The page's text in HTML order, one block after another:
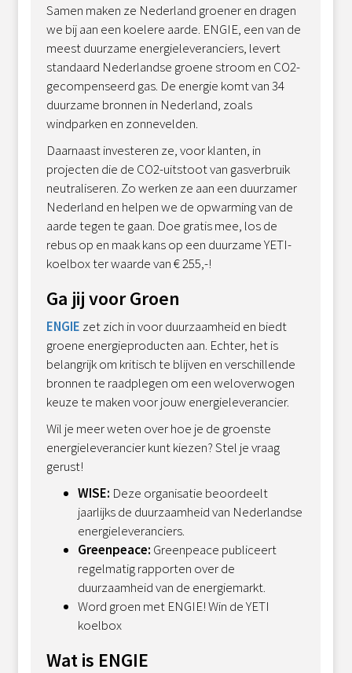
Samen maken ze Nederland groener en dragen
we bij aan een koelere aarde. ENGIE, een van de
meest duurzame energieleveranciers, levert
standaard Nederlandse groene stroom en CO2-
gecompenseerd gas. De energie komt van 34
duurzame bronnen in Nederland, zoals
windparken en zonnevelden.
Daarnaast investeren ze, voor klanten, in
projecten die de CO2-uitstoot van gasverbruik
neutraliseren. Zo werken ze aan een duurzamer
Nederland en helpen we de opwarming van de
aarde tegen te gaan. Doe gratis mee, los de
rebus op en maak kans op een duurzame YETI-
koelbox ter waarde van € 255,-!
Ga jij voor Groen
ENGIE zet zich in voor duurzaamheid en biedt
groene energieproducten aan. Echter, het is
belangrijk om kritisch te blijven en verschillende
bronnen te raadplegen om een weloverwogen
keuze te maken voor jouw energieleverancier.
Wil je meer weten over hoe je de groenste
energieleverancier kunt kiezen? Stel je vraag
gerust!
WISE: Deze organisatie beoordeelt
jaarlijks de duurzaamheid van Nederlandse
energieleveranciers.
Greenpeace: Greenpeace publiceert
regelmatig rapporten over de
duurzaamheid van de energiemarkt.
Word groen met ENGIE! Win de YETI
koelbox
Wat is ENGIE